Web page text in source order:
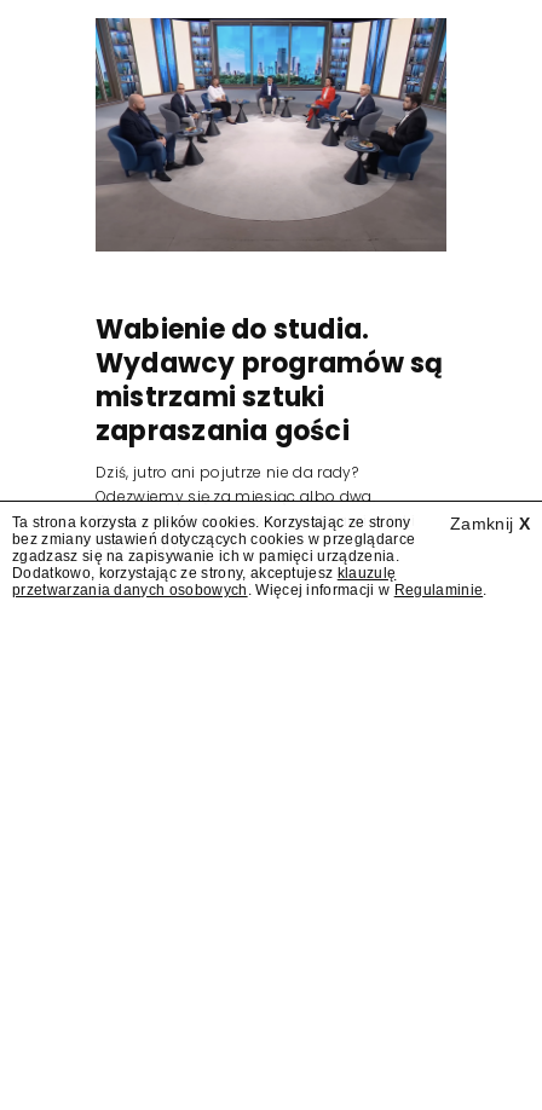
Wabienie do studia.
Wydawcy programów są
mistrzami sztuki
zapraszania gości
Dziś, jutro ani pojutrze nie da rady?
Odezwiemy się za miesiąc albo dwa.
Wydawcy programów są mistrzami sztuki
zapraszania gości.
Zamknij X
Ta strona korzysta z plików cookies. Korzystając ze strony
bez zmiany ustawień dotyczących cookies w przeglądarce
zgadzasz się na zapisywanie ich w pamięci urządzenia.
Dodatkowo, korzystając ze strony, akceptujesz klauzulę
przetwarzania danych osobowych . Więcej informacji w Regulaminie.